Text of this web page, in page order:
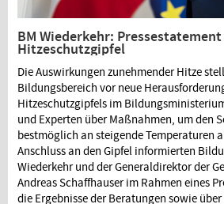
BM Wiederkehr:
Hitzeschutzgipfel
Die Auswirkungen zunehmender Hitze
Bildungsbereich vor neue
Hitzeschutzgipfels im
und Experten über Maßnahmen, um den
bestmöglich an steigende Temperaturen
Anschluss an den Gipfel informierten
Wiederkehr und der Generaldirektor der
Andreas Schaffhauser im Rahmen eines
die Ergebnisse der Beratungen sowie